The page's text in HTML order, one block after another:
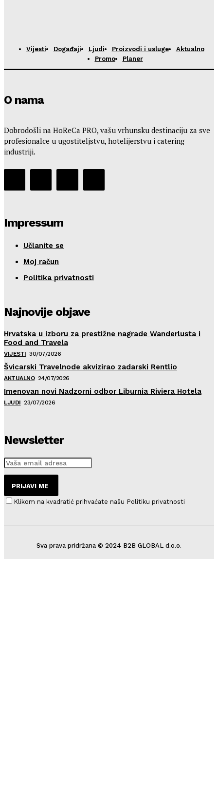
Vijesti Događaji Ljudi Proizvodi i usluge
Aktualno
Promo
Planer
O nama
Dobrodošli na HoReCa PRO, vašu vrhunsku destinaciju za sve
profesionalce u ugostiteljstvu, hotelijerstvu i catering
industriji.
Impressum
Učlanite se
Moj račun
Politika privatnosti
Najnovije objave
Hrvatska u izboru za prestižne nagrade Wanderlusta i
Food and Travela
VIJESTI 30/07/2026
Švicarski Travelnode akvizirao zadarski Rentlio
AKTUALNO 24/07/2026
Imenovan novi Nadzorni odbor Liburnia Riviera Hotela
LJUDI 23/07/2026
Newsletter
PRIJAVI ME
Klikom na kvadratić prihvaćate našu Politiku privatnosti
Sva prava pridržana © 2024 B2B GLOBAL d.o.o.